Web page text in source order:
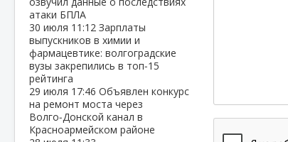
атаки БПЛА
30 июля 11:12 Зарплаты
выпускников в химии и
фармацевтике: волгоградские
вузы закрепились в топ‑15
рейтинга
29 июля 17:46 Объявлен конкурс
на ремонт моста через
Волго‑Донской канал в
Красноармейском районе